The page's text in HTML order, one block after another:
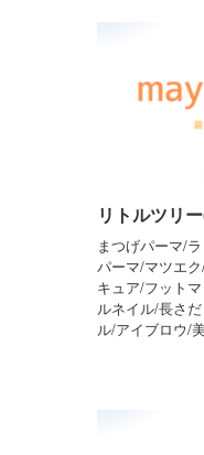
リトルツリ
まつげパーマ/
パーマ/マツエ
キュア/フット
ルネイル/長さ
ル/アイブロウ/